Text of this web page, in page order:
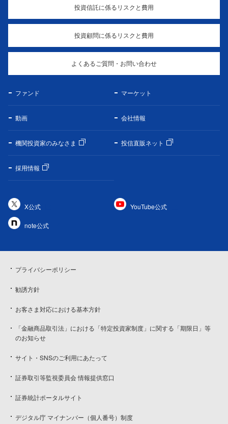
投資信託に係るリスクと費用
投資顧問に係るリスクと費用
よくあるご質問・お問い合わせ
ファンド マーケット
動画 会社情報
機関投資家のみなさま 投信直販ネット
採用情報
X公式 YouTube公式
note公式
プライバシーポリシー
勧誘方針
お客さま対応における基本方針
「金融商品取引法」における「特定投資家制度」に関する「期限日」等
のお知らせ
サイト・SNSのご利用にあたって
証券取引等監視委員会 情報提供窓口
証券統計ポータルサイト
デジタル庁 マイナンバー（個人番号）制度